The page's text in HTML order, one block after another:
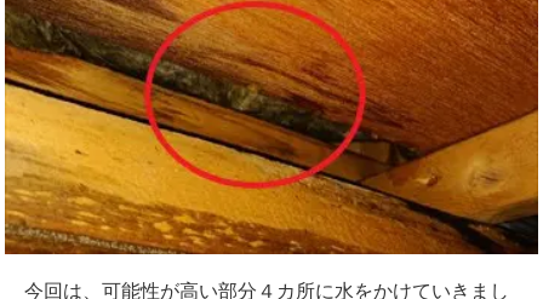
今回は、可能性が高い部分４カ所に水をかけていきまし